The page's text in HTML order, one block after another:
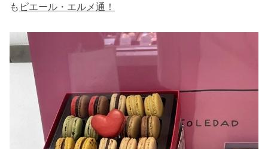
も ピエール・エルメ通！